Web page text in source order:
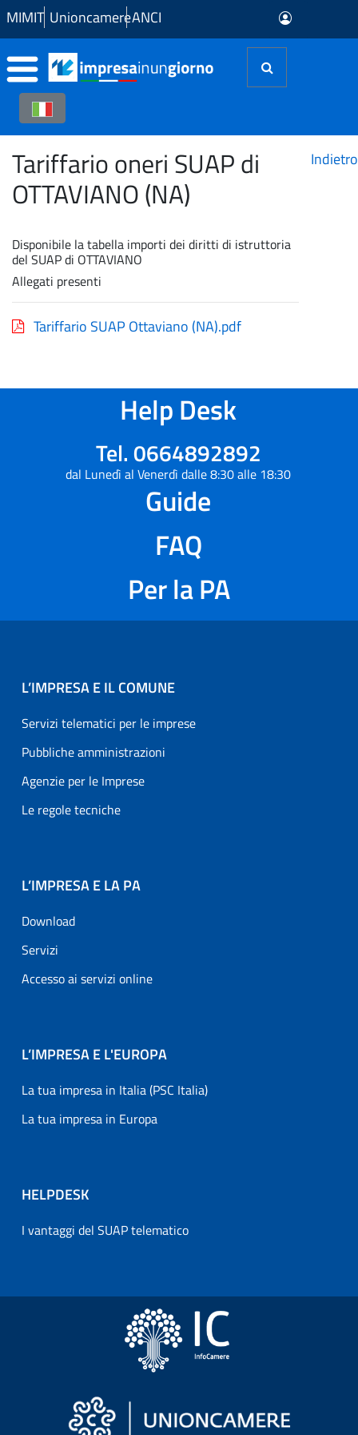
Skip to Main Content
MIMIT UnioncamereANCI
Tariffario oneri SUAP di
OTTAVIANO (NA)
Disponibile la tabella importi dei diritti di istruttoria
del SUAP di OTTAVIANO
Allegati presenti
Tariffario SUAP Ottaviano (NA).pdf
Indietro
Help Desk
Tel. 0664892892
dal Lunedì al Venerdì dalle 8:30 alle 18:30
Guide
FAQ
Per la PA
L’IMPRESA E IL COMUNE
Servizi telematici per le imprese
Pubbliche amministrazioni
Agenzie per le Imprese
Le regole tecniche
L’IMPRESA E LA PA
Download
Servizi
Accesso ai servizi online
L’IMPRESA E L'EUROPA
La tua impresa in Italia (PSC Italia)
La tua impresa in Europa
HELPDESK
I vantaggi del SUAP telematico